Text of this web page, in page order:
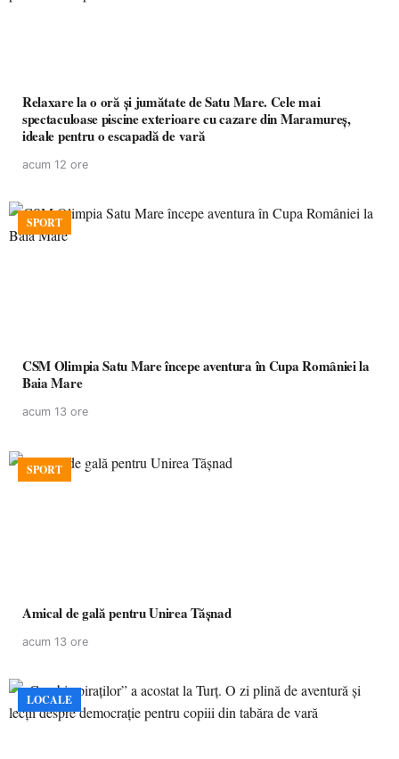
Relaxare la o oră și jumătate de Satu Mare. Cele mai
spectaculoase piscine exterioare cu cazare din Maramureș,
ideale pentru o escapadă de vară
acum 12 ore
SPORT
CSM Olimpia Satu Mare începe aventura în Cupa României la
Baia Mare
acum 13 ore
SPORT
Amical de gală pentru Unirea Tășnad
acum 13 ore
LOCALE